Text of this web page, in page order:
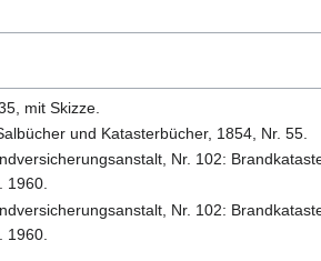
mit Skizze.
und Katasterbücher, 1854, Nr. 55.
Nr. 102:
1960.
Nr. 102:
1960.